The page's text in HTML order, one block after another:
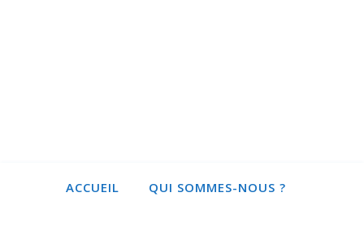
ACCUEIL QUI SOMMES-NOUS ?